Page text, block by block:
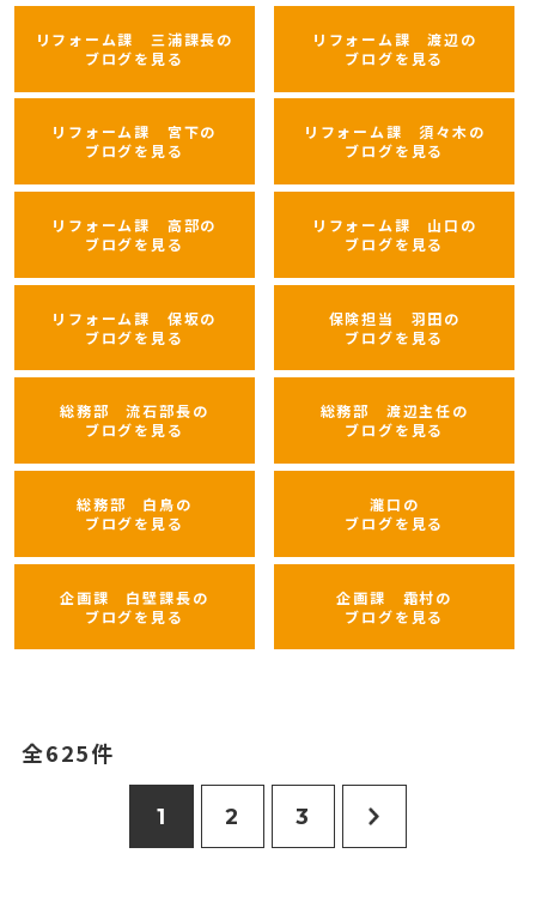
リフォーム課 三浦課長の
ブログを見る
リフォーム課 渡辺の
ブログを見る
リフォーム課 宮下の
ブログを見る
リフォーム課 須々木の
ブログを見る
リフォーム課 高部の
ブログを見る
リフォーム課 山口の
ブログを見る
リフォーム課 保坂の
ブログを見る
保険担当 羽田の
ブログを見る
総務部 流石部長の
ブログを見る
総務部 渡辺主任の
ブログを見る
総務部 白鳥の
ブログを見る
瀧口の
ブログを見る
企画課 白壁課長の
ブログを見る
企画課 霜村の
ブログを見る
全625件
1 2 3